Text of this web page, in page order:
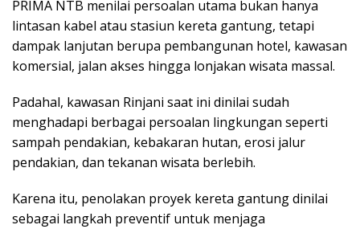
PRIMA NTB menilai persoalan utama bukan hanya
lintasan kabel atau stasiun kereta gantung, tetapi
dampak lanjutan berupa pembangunan hotel, kawasan
komersial, jalan akses hingga lonjakan wisata massal.
Padahal, kawasan Rinjani saat ini dinilai sudah
menghadapi berbagai persoalan lingkungan seperti
sampah pendakian, kebakaran hutan, erosi jalur
pendakian, dan tekanan wisata berlebih.
Karena itu, penolakan proyek kereta gantung dinilai
sebagai langkah preventif untuk menjaga